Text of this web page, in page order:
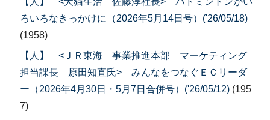
ろいろなきっかけに（2026年5月14日号）('26/05/18)
(1958)
【人】 <ＪＲ東海 事業推進本部 マーケティング
担当課長 原田知直氏> みんなをつなぐＥＣリーダ
ー（2026年4月30日・5月7日合併号）('26/05/12) (195
7)